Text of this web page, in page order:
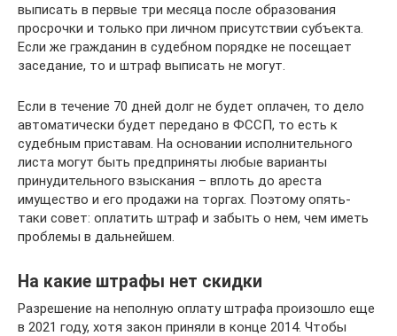
выписать в первые три месяца после образования
просрочки и только при личном присутствии субъекта.
Если же гражданин в судебном порядке не посещает
заседание, то и штраф выписать не могут.
Если в течение 70 дней долг не будет оплачен, то дело
автоматически будет передано в ФССП, то есть к
судебным приставам. На основании исполнительного
листа могут быть предприняты любые варианты
принудительного взыскания – вплоть до ареста
имущество и его продажи на торгах. Поэтому опять-
таки совет: оплатить штраф и забыть о нем, чем иметь
проблемы в дальнейшем.
На какие штрафы нет скидки
Разрешение на неполную оплату штрафа произошло еще
в 2021 году, хотя закон приняли в конце 2014. Чтобы